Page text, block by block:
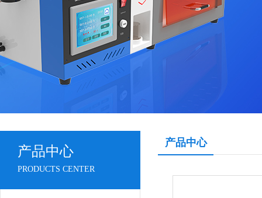
产品中心
PRODUCTS CENTER
产品中心